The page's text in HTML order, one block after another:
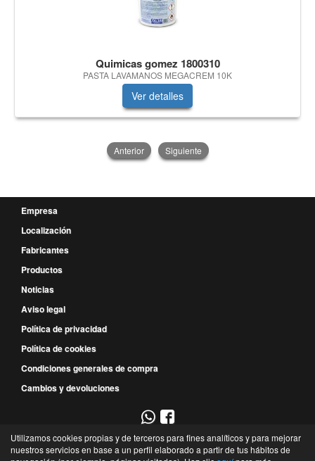
Quimicas gomez 1800310
PASTA LAVAMANOS MEGACREM 10K
Ver detalles
Anterior Siguiente
Empresa
Localización
Fabricantes
Productos
Noticias
Aviso legal
Política de privacidad
Política de cookies
Condiciones generales de compra
Cambios y devoluciones
967 52 29 00
Utilizamos cookies propias y de terceros para fines analíticos y para mejorar
nuestros servicios en base a un perfil elaborado a partir de tus hábitos de